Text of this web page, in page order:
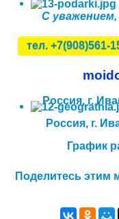
С
тел. +7(908)561-
Россия, г.
Россия, г.
График
Поделитесь этим